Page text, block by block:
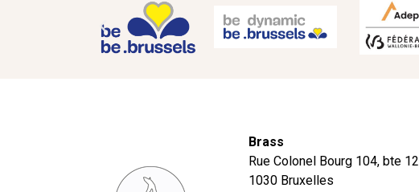
Brass
Rue Colonel Bourg 104, bte 12
1030 Bruxelles